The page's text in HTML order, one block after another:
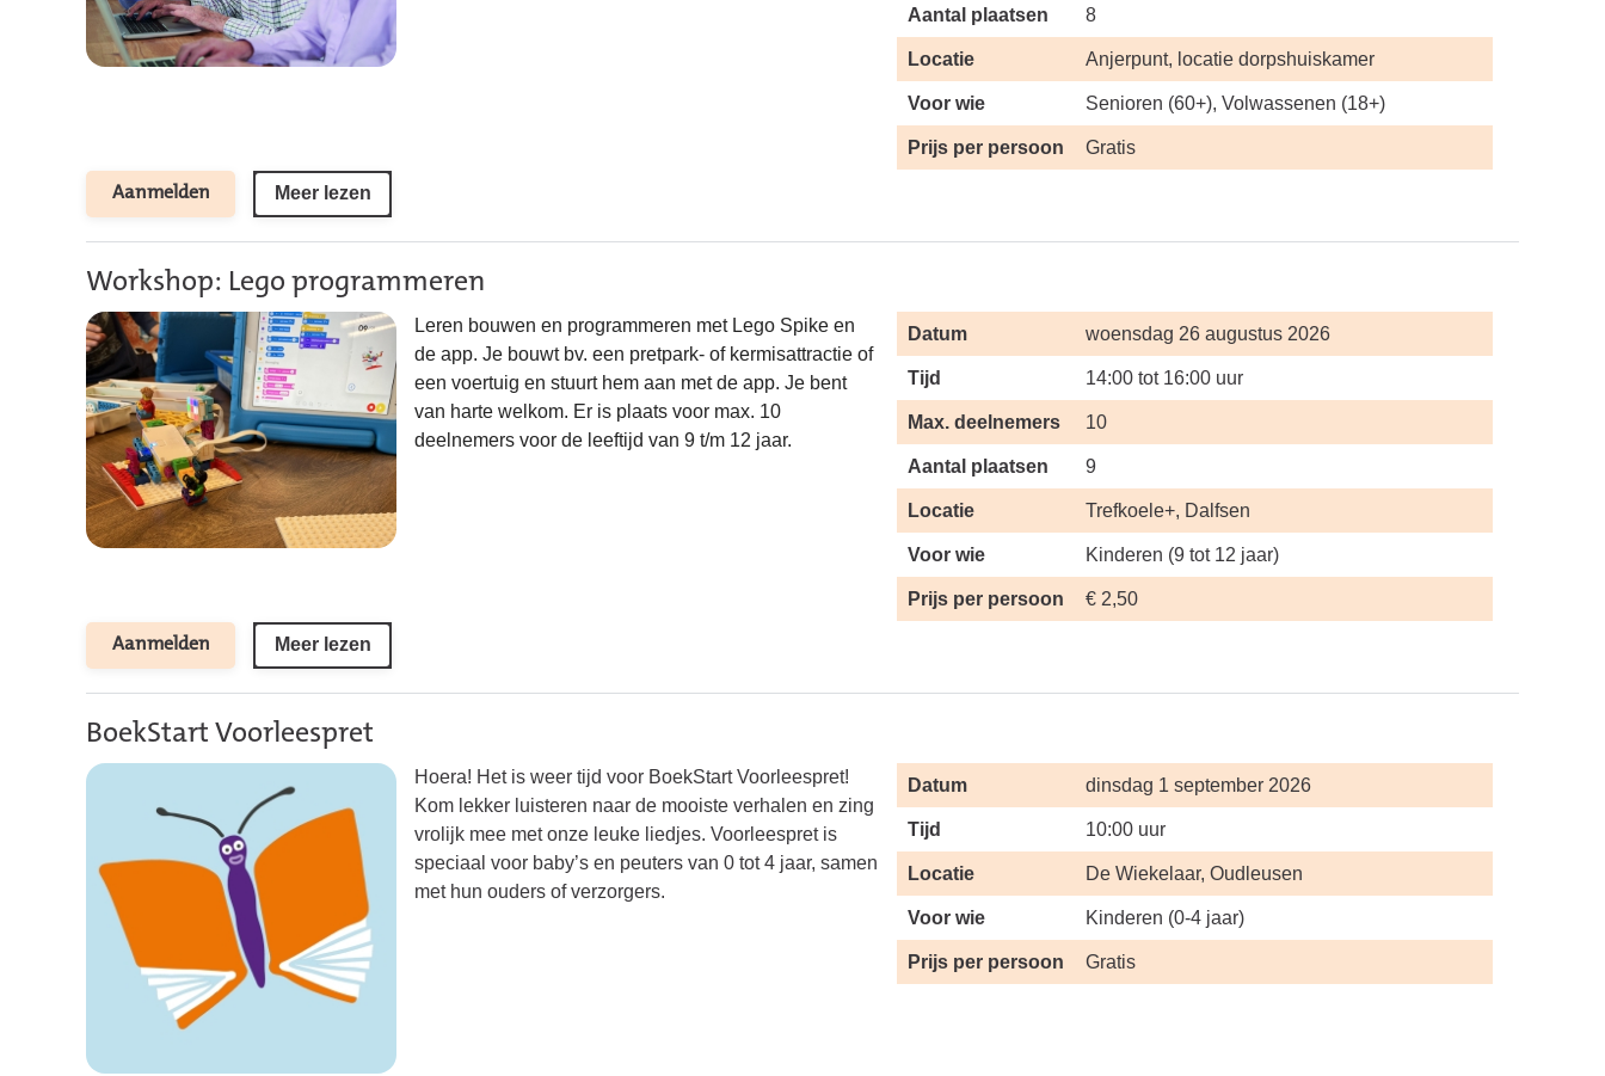
Aantal plaatsen 8
Locatie Anjerpunt, locatie dorpshuiskamer
Voor wie Senioren (60+), Volwassenen (18+)
Prijs per persoon Gratis
Aanmelden Meer lezen
Workshop: Lego programmeren
Leren bouwen en programmeren met Lego Spike en
de app. Je bouwt bv. een pretpark- of kermisattractie of
een voertuig en stuurt hem aan met de app. Je bent
van harte we lkom. Er is plaats voor max. 10
deelnemers voor de leeftijd van 9 t/m 12 jaar.
Datum woensdag 26 augustus 2026
Tijd 14:00 tot 16:00 uur
Max. deelnemers 10
Aantal plaatsen 9
Locatie Trefkoele+, Dalfsen
Voor wie Kinderen (9 tot 12 jaar)
Prijs per persoon € 2,50
Aanmelden Meer lezen
BoekStart Voorleespret
Hoera! Het is weer tijd voor BoekStart Voorleespret!
Kom lekker luisteren naar de mooiste verhalen en zing
vrolijk mee met onze leuke liedjes. Voorleespret is
speciaal voor baby’s en peuters van 0 tot 4 jaar, samen
met hun ouders of verzorgers.
Datum dinsdag 1 september 2026
Tijd 10:00 uur
Locatie De Wiekelaar, Oudleusen
Voor wie Kinderen (0-4 jaar)
Prijs per persoon Gratis